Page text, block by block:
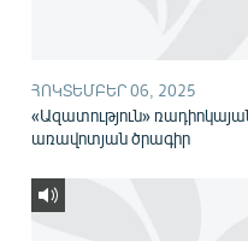
ՀՈԿՏԵՄԲԵՐ 06, 2025
«Ազատություն»
առավոտյան ծրագիր